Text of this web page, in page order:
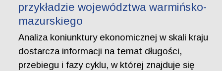
przykładzie województwa warmińsko-
mazurskiego
Analiza koniunktury ekonomicznej w skali kraju
dostarcza informacji na temat długości,
przebiegu i fazy cyklu, w której znajduje się